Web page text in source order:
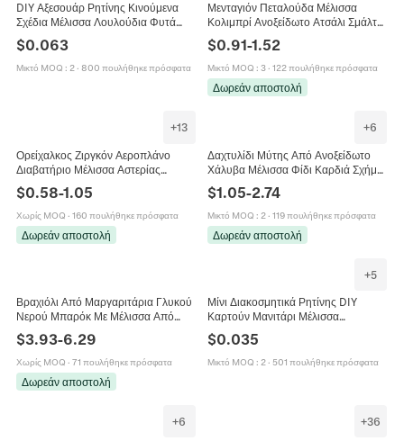
DIY Αξεσουάρ Ρητίνης Κινούμενα
Σχέδια Μέλισσα Λουλούδια Φυτά
Flatback Cabochons Για Θήκη
Τηλεφώνου Μπρελόκ Κλιπ Μαλλιών
$0.063
Μικτό MOQ : 2· 800 πουλήθηκε πρόσφατα
Μενταγιόν Πεταλούδα Μέλισσα
Κολιμπρί Ανοξείδωτο Ατσάλι Σμάλτο
Στρας DIY Κατασκευή Κοσμημάτων
Vintage Γυναικεία
$0.91-1.52
Μικτό MOQ : 3· 122 πουλήθηκε πρόσφατα
Δωρεάν αποστολή
+13
Ορείχαλκος Ζιργκόν Αεροπλάνο
Διαβατήριο Μέλισσα Αστερίας
DIY Κοσμήματα Αξεσουάρ
$0.58-1.05
Χωρίς MOQ · 160 πουλήθηκε πρόσφατα
Δωρεάν αποστολή
+6
Δαχτυλίδι Μύτης Από Ανοξείδωτο
Χάλυβα Μέλισσα Φίδι Καρδιά Σχήμα
$1.05-2.74
Μικτό MOQ : 2· 119 πουλήθηκε πρόσφατα
Δωρεάν αποστολή
Βραχιόλι Από Μαργαριτάρια Γλυκού
Νερού Μπαρόκ Με Μέλισσα Από
Ζιργκόν Και Χρυσό Κούμπωμα
Κομψό Κόσμημα Για Γυναίκες
$3.93-6.29
Χωρίς MOQ · 71 πουλήθηκε πρόσφατα
Δωρεάν αποστολή
+5
Μίνι Διακοσμητικά Ρητίνης DIY
Καρτούν Μανιτάρι Μέλισσα
Λουλούδι Σπίτι Βάζο Μέλι Για
Scrapbooking Διακόσμηση
$0.035
Μικτό MOQ : 2· 501 πουλήθηκε πρόσφατα
+6 +36